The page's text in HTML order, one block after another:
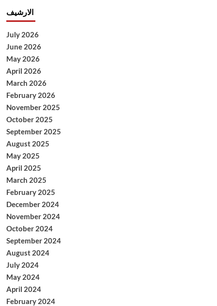
الارشيف
July 2026
June 2026
May 2026
April 2026
March 2026
February 2026
November 2025
October 2025
September 2025
August 2025
May 2025
April 2025
March 2025
February 2025
December 2024
November 2024
October 2024
September 2024
August 2024
July 2024
May 2024
April 2024
February 2024